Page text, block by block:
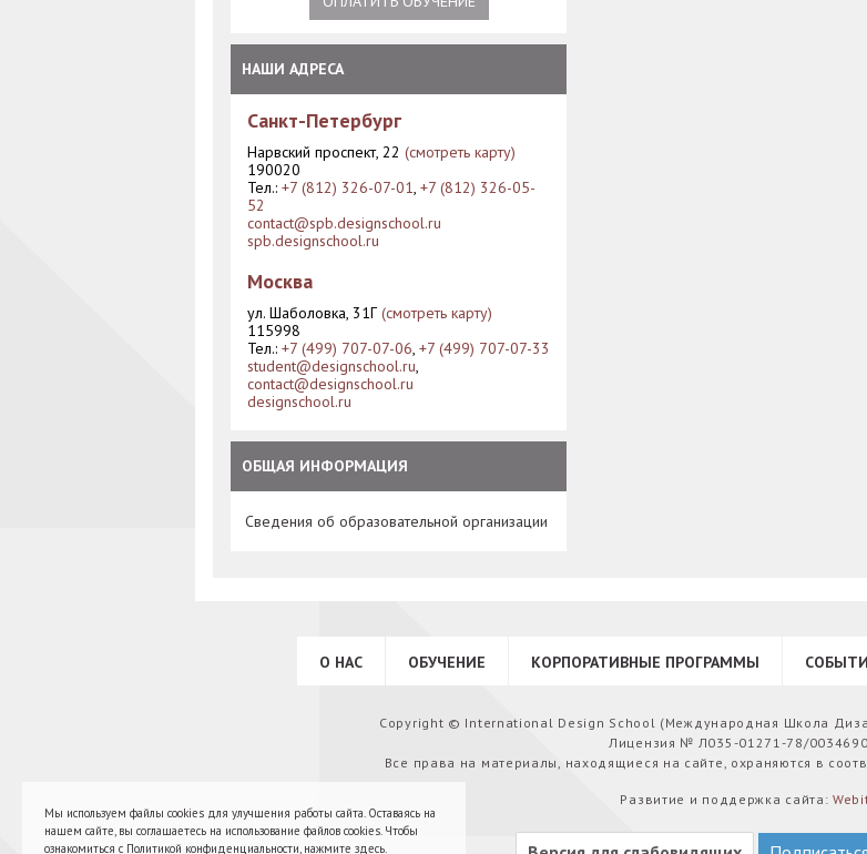
НАШИ АДРЕСА
Санкт-Петербург
Нарвский проспект, 22 (смотреть карту)
190020
Тел.: +7 (812) 326-07-01, +7 (812) 326-05-
52
contact@spb.designschool.ru
spb.designschool.ru
Москва
ул. Шаболовка, 31Г (смотреть карту)
115998
Тел.: +7 (499) 707-07-06, +7 (499) 707-07-33
student@designschool.ru,
contact@designschool.ru
designschool.ru
ОБЩАЯ ИНФОРМАЦИЯ
Сведения об образовательной организации
О НАС ОБУЧЕНИЕ КОРПОРАТИВНЫЕ ПРОГРАММЫ
Copyright © International Design School (Международная Школа
Лицензия № Л035-01271-78/
Все права на материалы, находящиеся на сайте, охраняются в
Развитие и поддержка сайта:
Мы используем файлы cookies для улучшения работы сайта. Оставаясь на
нашем сайте, вы соглашаетесь на использование файлов cookies. Чтобы
ознакомиться с Политикой конфиденциальности, нажмите здесь.